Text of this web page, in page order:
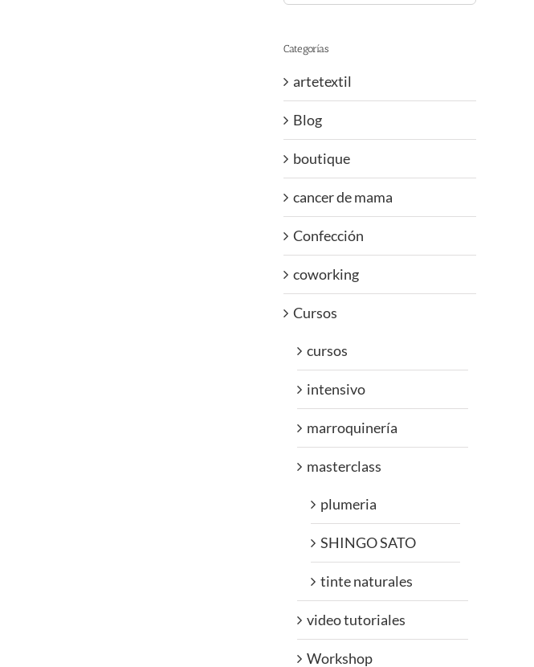
Categorías
artetextil
Blog
boutique
cancer de mama
Confección
coworking
Cursos
cursos
intensivo
marroquinería
masterclass
plumeria
SHINGO SATO
tinte naturales
video tutoriales
Workshop